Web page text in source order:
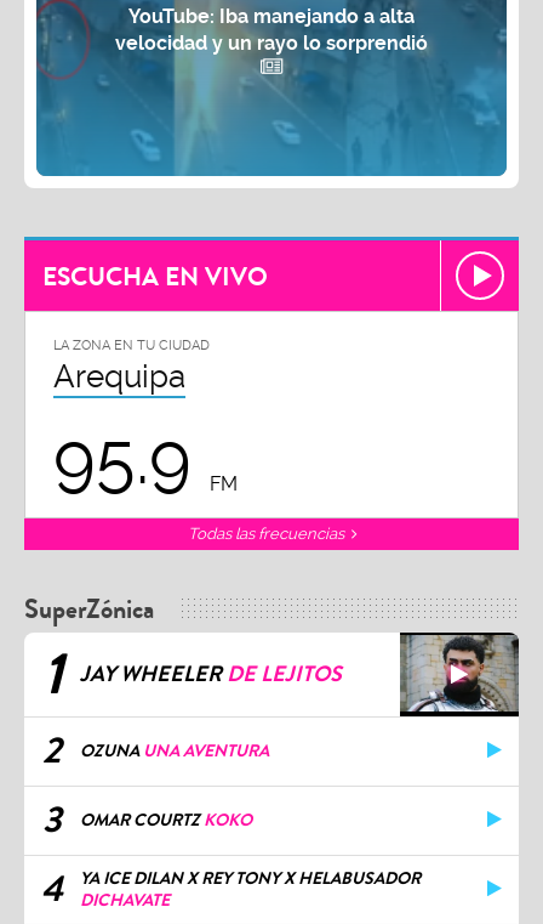
YouTube: Iba manejando a alta
velocidad y un rayo lo sorprendió
ESCUCHA EN VIVO
LA ZONA EN TU CIUDAD
Arequipa
95.9 FM
Todas las frecuencias
SuperZónica
1 JAY WHEELERDE LEJITOS
2 OZUNA UNA AVENTURA
3 OMAR COURTZKOKO
4
YA ICE DILAN X REY TONY X HELABUSADOR
DICHAVATE